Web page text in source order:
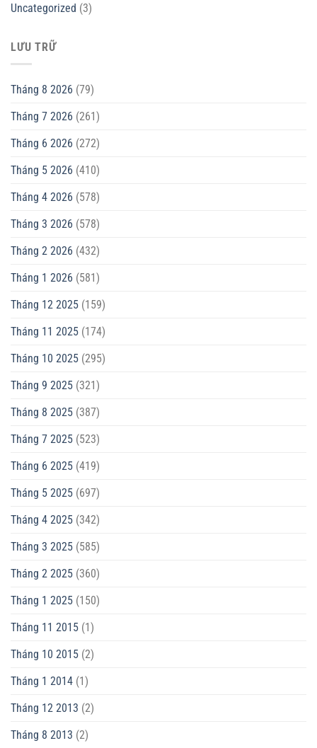
Uncategorized (3)
LƯU TRỮ
Tháng 8 2026 (79)
Tháng 7 2026 (261)
Tháng 6 2026 (272)
Tháng 5 2026 (410)
Tháng 4 2026 (578)
Tháng 3 2026 (578)
Tháng 2 2026 (432)
Tháng 1 2026 (581)
Tháng 12 2025 (159)
Tháng 11 2025 (174)
Tháng 10 2025 (295)
Tháng 9 2025 (321)
Tháng 8 2025 (387)
Tháng 7 2025 (523)
Tháng 6 2025 (419)
Tháng 5 2025 (697)
Tháng 4 2025 (342)
Tháng 3 2025 (585)
Tháng 2 2025 (360)
Tháng 1 2025 (150)
Tháng 11 2015 (1)
Tháng 10 2015 (2)
Tháng 1 2014 (1)
Tháng 12 2013 (2)
Tháng 8 2013 (2)